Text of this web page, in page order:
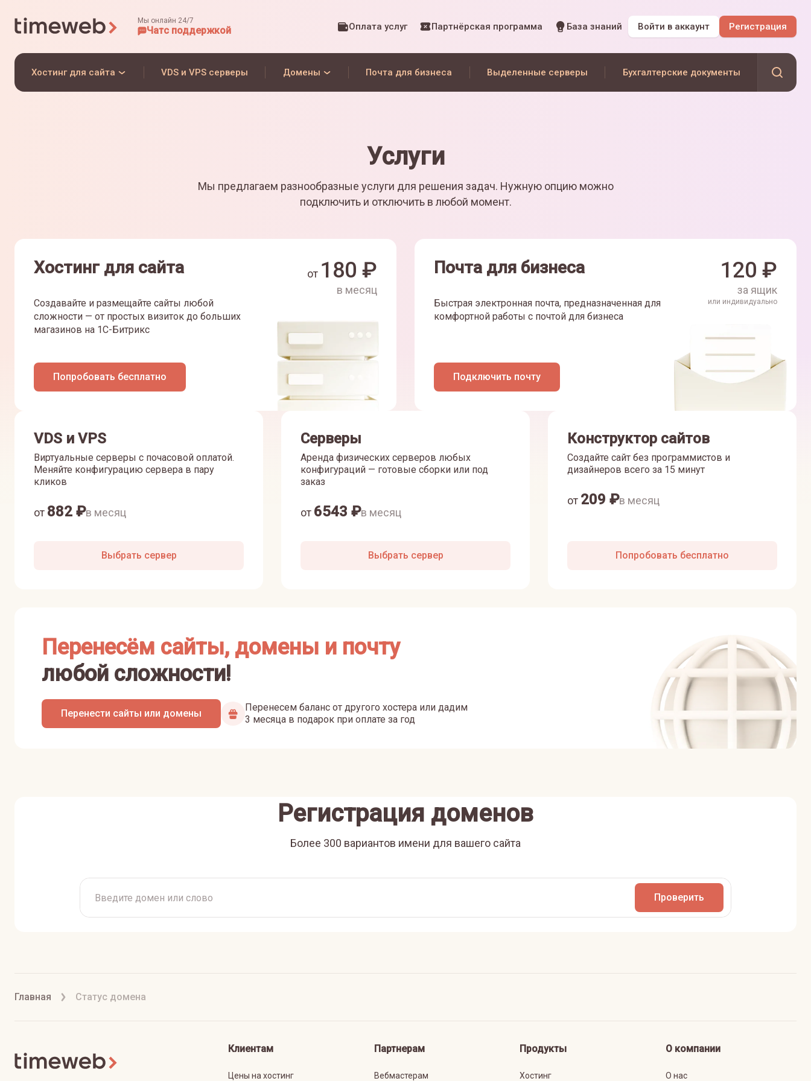
Мы онлайн 24/7
Чатс поддержкой Оплата услуг Партнёрская программа База знаний Войти в аккаунт Регистрация
Хостинг для сайта VDS и VPS серверы Домены Почта для бизнеса Выделенные серверы Бухгалтерские документы
Услуги
Мы предлагаем разнообразные услуги для решения задач. Нужную опцию можно
подключить и отключить в любой момент.
Хостинг для сайта
Создавайте и размещайте сайты любой
сложности — от простых визиток до больших
магазинов на 1С-Битрикс
Попробовать бесплатно
от 180 ₽
в месяц
Почта для бизнеса
Быстрая электронная почта, предназначенная для
комфортной работы с почтой для бизнеса
Подключить почту
120 ₽
за ящик
или индивидуально
VDS и VPS
Виртуальные серверы с почасовой оплатой.
Меняйте конфигурацию сервера в пару
кликов
от 882 ₽в месяц
Выбрать сервер
Серверы
Аренда физических серверов любых
конфигураций — готовые сборки или под
заказ
от 6543 ₽в месяц
Выбрать сервер
Конструктор сайтов
Создайте сайт без программистов и
дизайнеров всего за 15 минут
от 209 ₽в месяц
Попробовать бесплатно
Перенесём сайты, домены и почту
любой сложности!
Перенести сайты или домены
Перенесем баланс от другого хостера или дадим
3 месяца в подарок при оплате за год
Регистрация доменов
Более 300 вариантов имени для вашего сайта
Проверить
Главная Статус домена
Клиентам
Цены на хостинг
Партнерам
Вебмастерам
Продукты
Хостинг
О компании
О нас